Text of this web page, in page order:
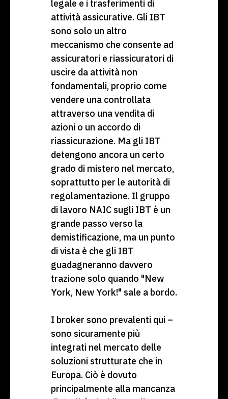
legale e i trasferimenti di
attività assicurative. Gli IBT
sono solo un altro
meccanismo che consente ad
assicuratori e riassicuratori di
uscire da attività non
fondamentali, proprio come
vendere una controllata
attraverso una vendita di
azioni o un accordo di
riassicurazione. Ma gli IBT
detengono ancora un certo
grado di mistero nel mercato,
soprattutto per le autorità di
regolamentazione. Il gruppo
di lavoro NAIC sugli IBT è un
grande passo verso la
demistificazione, ma un punto
di vista è che gli IBT
guadagneranno davvero
trazione solo quando "New
York, New York!" sale a bordo.
I broker sono prevalenti qui –
sono sicuramente più
integrati nel mercato delle
soluzioni strutturate che in
Europa. Ciò è dovuto
principalmente alla mancanza